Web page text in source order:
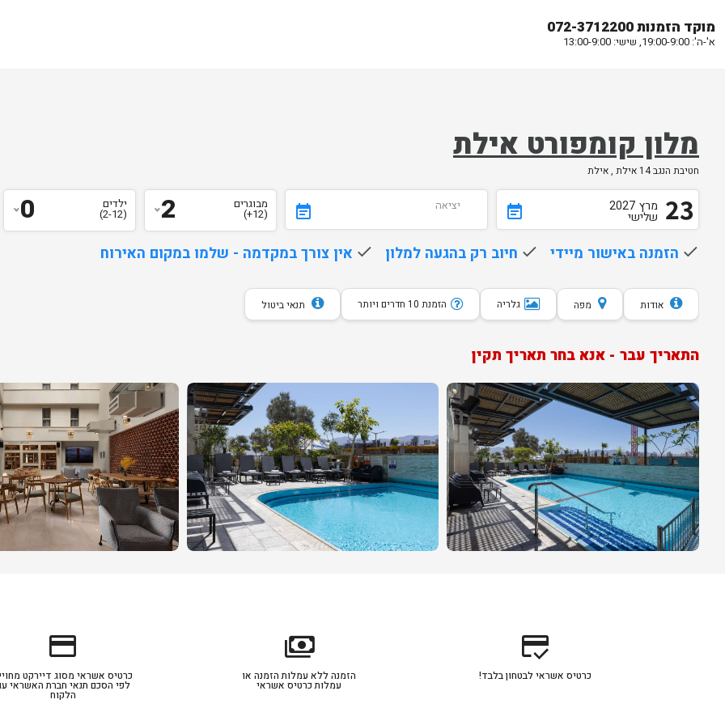
מוקד הזמנות 072-3712200
א'-ה': 19:00-9:00, שישי: 13:00-9:00
מלון קומפורט אילת
חטיבת הנגב 14 אילת , אילת
event_note 23 מרץ 2027
שלישי event_note יציאה מבוגרים
(12+)
2 ילדים
(2-12)
0
done הזמנה באישור מיידי done חיוב רק בהגעה למלון done אין צורך במקדמה - שלמו במקום האירוח
אודות מפה גלריה הזמנת 10 חדרים ויותר תנאי ביטול
התאריך עבר - אנא בחר תאריך תקין
credit_score
כרטיס אשראי לבטחון בלבד!
payments
הזמנה ללא עמלות הזמנה או
עמלות כרטיס אשראי
credit_card
כרטיס אשראי מסוג דיירקט
לפי הסכם תנאי חברת האשראי
הלקוח